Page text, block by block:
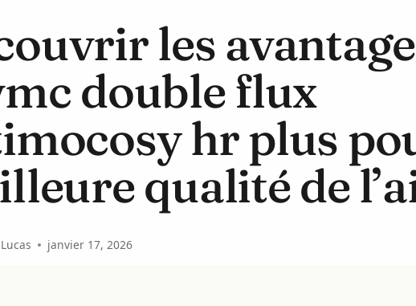
les
double flux
hr plus
qualité de
janvier 17, 2026